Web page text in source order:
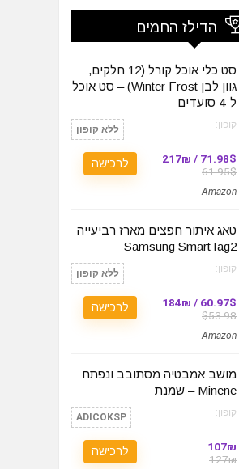
הדילז החמים
סט כלי אוכל קורל (12 חלקים,
גוון לבן Winter Frost) – סט אוכל
ל-4 סועדים
קופון: ללא קופון
71.98$ / 217₪
61.95$
Amazon
לרכישה
טאג איתור חפצים מארז רביעייה
Samsung SmartTag2
קופון: ללא קופון
60.97$ / 184₪
$53.98
Amazon
לרכישה
מושב אמבטיה מסתובב ונפתח
Minene – שמנת
קופון: ADICOKSP
107₪
127₪
לרכישה